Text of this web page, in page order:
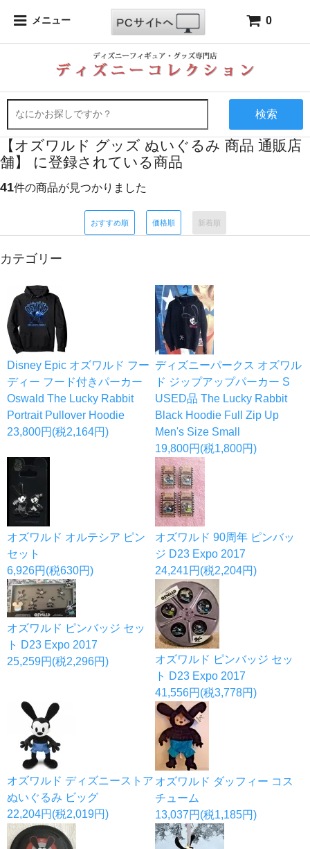
メニュー 0
検索
【オズワルド グッズ ぬいぐるみ 商品 通販店
舗】 に登録されている商品
41件の商品が見つかりました
おすすめ順 価格順 新着順
カテゴリー
Disney Epic オズワルド フー
ディー フード付きパーカー
Oswald The Lucky Rabbit
Portrait Pullover Hoodie
23,800円(税2,164円)
ディズニーパークス オズワル
ド ジップアップパーカー S
USED品 The Lucky Rabbit
Black Hoodie Full Zip Up
Men's Size Small
19,800円(税1,800円)
オズワルド オルテシア ピン
セット
6,926円(税630円)
オズワルド 90周年 ピンバッ
ジ D23 Expo 2017
24,241円(税2,204円)
オズワルド ピンバッジ セッ
ト D23 Expo 2017
25,259円(税2,296円)
オズワルド ピンバッジ セッ
ト D23 Expo 2017
41,556円(税3,778円)
オズワルド ディズニーストア
ぬいぐるみ ビッグ
22,204円(税2,019円)
オズワルド ダッフィー コス
チューム
13,037円(税1,185円)